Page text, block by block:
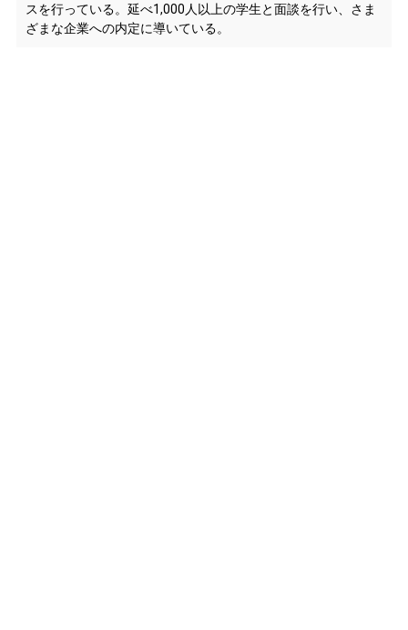
スを行っている。延べ1,000人以上の学生と面談を行い、さま
ざまな企業への内定に導いている。